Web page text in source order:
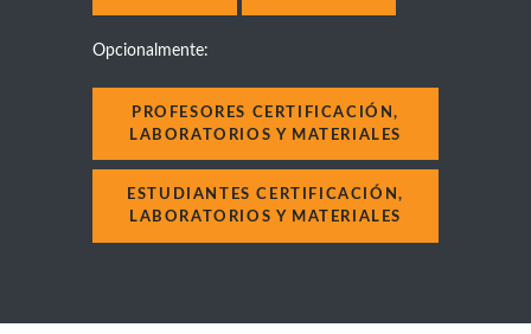
Opcionalmente:
PROFESORES CERTIFICACIÓN,
LABORATORIOS Y MATERIALES
ESTUDIANTES CERTIFICACIÓN,
LABORATORIOS Y MATERIALES